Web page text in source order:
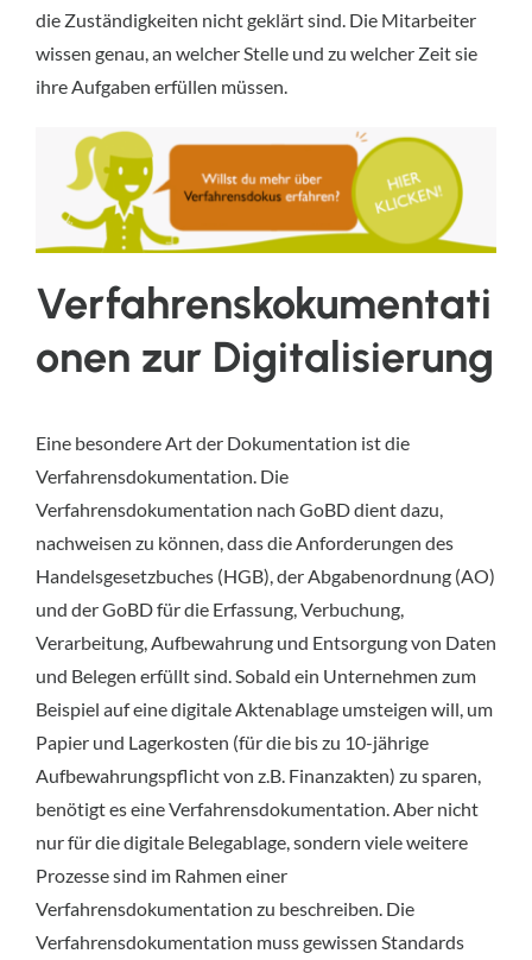
die Zuständigkeiten nicht geklärt sind. Die Mitarbeiter
wissen genau, an welcher Stelle und zu welcher Zeit sie
ihre Aufgaben erfüllen müssen.
Verfahrenskokumentati
onen zur Digitalisierung
Eine besondere Art der Dokumentation ist die
Verfahrensdokumentation. Die
Verfahrensdokumentation nach GoBD dient dazu,
nachweisen zu können, dass die Anforderungen des
Handelsgesetzbuches (HGB), der Abgabenordnung (AO)
und der GoBD für die Erfassung, Verbuchung,
Verarbeitung, Aufbewahrung und Entsorgung von Daten
und Belegen erfüllt sind. Sobald ein Unternehmen zum
Beispiel auf eine digitale Aktenablage umsteigen will, um
Papier und Lagerkosten (für die bis zu 10-jährige
Aufbewahrungspflicht von z.B. Finanzakten) zu sparen,
benötigt es eine Verfahrensdokumentation. Aber nicht
nur für die digitale Belegablage, sondern viele weitere
Prozesse sind im Rahmen einer
Verfahrensdokumentation zu beschreiben. Die
Verfahrensdokumentation muss gewissen Standards